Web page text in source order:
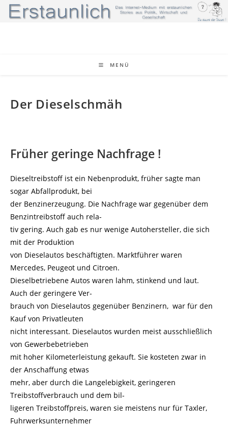
Zum
Inhalt
MENÜ
Der Dieselschmäh
Früher geringe Nachfrage !
Dieseltreibstoff ist ein Nebenprodukt, früher sagte man
sogar Abfallprodukt, bei
der Benzinerzeugung. Die Nachfrage war gegenüber dem
Benzintreibstoff auch rela-
tiv gering. Auch gab es nur wenige Autohersteller, die sich
mit der Produktion
von Dieselautos beschäftigten. Marktführer waren
Mercedes, Peugeot und Citroen.
Dieselbetriebene Autos waren lahm, stinkend und laut.
Auch der geringere Ver-
brauch von Dieselautos gegenüber Benzinern, war für den
Kauf von Privatleuten
nicht interessant. Dieselautos wurden meist ausschließlich
von Gewerbebetrieben
mit hoher Kilometerleistung gekauft. Sie kosteten zwar in
der Anschaffung etwas
mehr, aber durch die Langelebigkeit, geringeren
Treibstoffverbrauch und dem bil-
ligeren Treibstoffpreis, waren sie meistens nur für Taxler,
Fuhrwerksunternehmer